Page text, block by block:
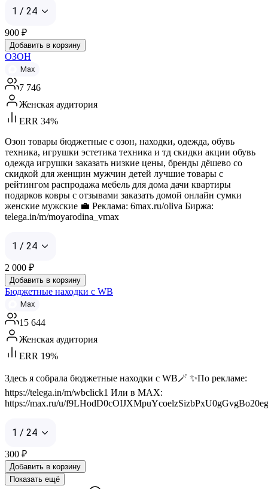
1 / 24
900 ₽
Добавить в корзину
ОЗОН
Max
7 746
Женская аудитория
ERR 34%
Озон товары бюджетные с озон, находки, одежда, обувь
техника, игрушки эстетика техника и тд скидки акции обувь
одежда игрушки заказать низкие цены, бренды дёшево со
скидкой для женщин мужчин детей лучшие товары с
рейтингом распродажа мебель для дома дачи квартиры
подарков ковры с отзывами заказать домой онлайн сумки
женские мужские 💼 Реклама: 6max.ru/oliva Биржа:
telega.in/m/moyarodina_vmax
1 / 24
2 000 ₽
Добавить в корзину
Бюджетные находки с WB
Max
15 644
Женская аудитория
ERR 19%
Здесь я собрала бюджетные находки с WB🪄 ✨По рекламе:
https://telega.in/m/wbclick1 Или в МАХ:
https://max.ru/u/
1 / 24
300 ₽
Добавить в корзину
Показать ещё